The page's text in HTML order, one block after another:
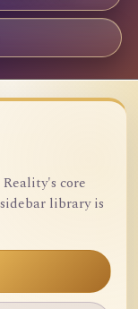
core
library is